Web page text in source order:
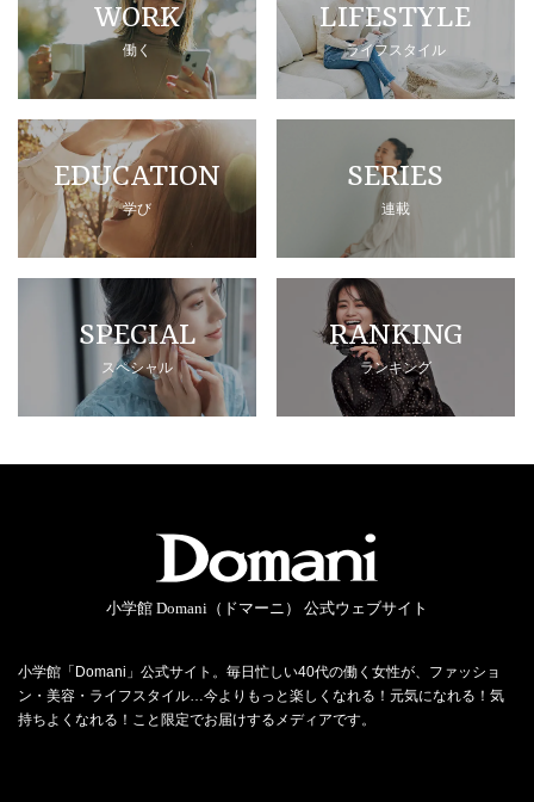
WORK
働く
LIFESTYLE
ライフスタイル
EDUCATION
学び
SERIES
連載
SPECIAL
スペシャル
RANKING
ランキング
小学館 Domani（ドマーニ） 公式ウェブサイト
小学館「Domani」公式サイト。毎日忙しい40代の働く女性が、ファッショ
ン・美容・ライフスタイル…今よりもっと楽しくなれる！元気になれる！気
持ちよくなれる！こと限定でお届けするメディアです。